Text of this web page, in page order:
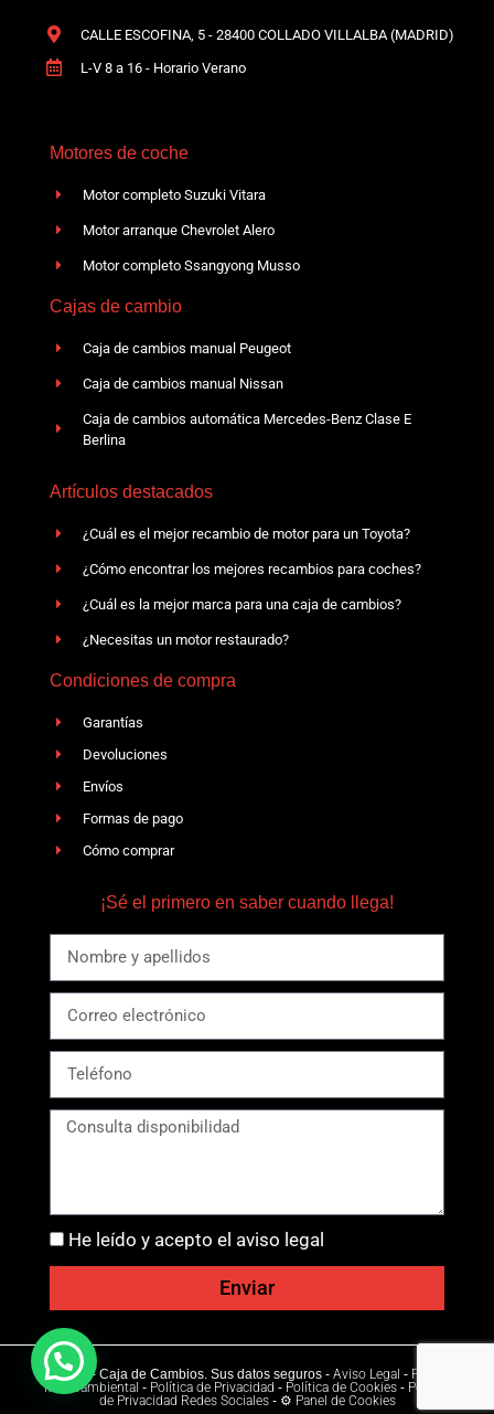
CALLE ESCOFINA, 5 - 28400 COLLADO VILLALBA (MADRID)
L-V 8 a 16 - Horario Verano
Motores de coche
Motor completo Suzuki Vitara
Motor arranque Chevrolet Alero
Motor completo Ssangyong Musso
Cajas de cambio
Caja de cambios manual Peugeot
Caja de cambios manual Nissan
Caja de cambios automática Mercedes-Benz Clase E
Berlina
Artículos destacados
¿Cuál es el mejor recambio de motor para un Toyota?
¿Cómo encontrar los mejores recambios para coches?
¿Cuál es la mejor marca para una caja de cambios?
¿Necesitas un motor restaurado?
Condiciones de compra
Garantías
Devoluciones
Envíos
Formas de pago
Cómo comprar
¡Sé el primero en saber cuando llega!
He leído y acepto el aviso legal
Enviar
Ⓒ 2026 - Caja de Cambios. Sus datos seguros - Aviso Legal - Política
Medioambiental - Política de Privacidad - Política de Cookies- Política
de Privacidad Redes Sociales- ⚙ Panel de Cookies